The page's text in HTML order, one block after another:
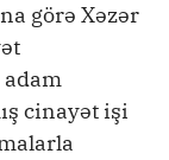
görə Xəzər
cinayət işi